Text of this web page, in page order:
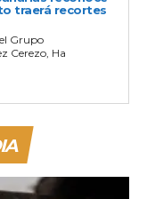
traerá recortes
Grupo
Cerezo, Ha